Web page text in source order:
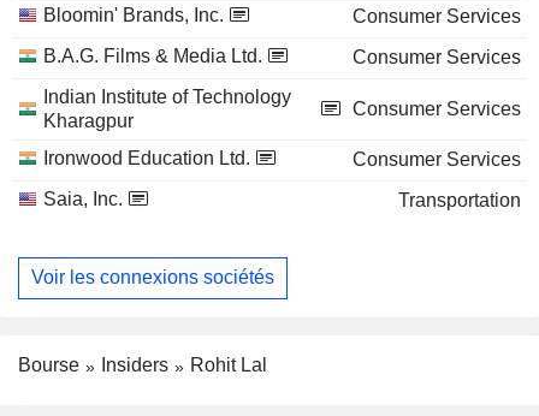
Bloomin' Brands, Inc.
Consumer Services
B.A.G. Films & Media Ltd.
Consumer Services
Indian Institute of Technology
Kharagpur
Consumer Services
Ironwood Education Ltd.
Consumer Services
Saia, Inc.
Transportation
Voir les connexions sociétés
Bourse Insiders Rohit Lal